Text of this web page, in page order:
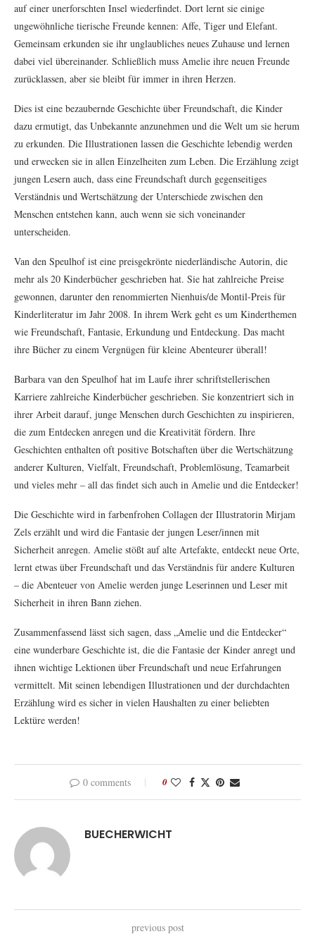
auf einer unerforschten Insel wiederfindet. Dort lernt sie einige
ungewöhnliche tierische Freunde kennen: Affe, Tiger und Elefant.
Gemeinsam erkunden sie ihr unglaubliches neues Zuhause und lernen
dabei viel übereinander. Schließlich muss Amelie ihre neuen Freunde
zurücklassen, aber sie bleibt für immer in ihren Herzen.
Dies ist eine bezaubernde Geschichte über Freundschaft, die Kinder
dazu ermutigt, das Unbekannte anzunehmen und die Welt um sie herum
zu erkunden. Die Illustrationen lassen die Geschichte lebendig werden
und erwecken sie in allen Einzelheiten zum Leben. Die Erzählung zeigt
jungen Lesern auch, dass eine Freundschaft durch gegenseitiges
Verständnis und Wertschätzung der Unterschiede zwischen den
Menschen entstehen kann, auch wenn sie sich voneinander
unterscheiden.
Van den Speulhof ist eine preisgekrönte niederländische Autorin, die
mehr als 20 Kinderbücher geschrieben hat. Sie hat zahlreiche Preise
gewonnen, darunter den renommierten Nienhuis/de Montil-Preis für
Kinderliteratur im Jahr 2008. In ihrem Werk geht es um Kinderthemen
wie Freundschaft, Fantasie, Erkundung und Entdeckung. Das macht
ihre Bücher zu einem Vergnügen für kleine Abenteurer überall!
Barbara van den Speulhof hat im Laufe ihrer schriftstellerischen
Karriere zahlreiche Kinderbücher geschrieben. Sie konzentriert sich in
ihrer Arbeit darauf, junge Menschen durch Geschichten zu inspirieren,
die zum Entdecken anregen und die Kreativität fördern. Ihre
Geschichten enthalten oft positive Botschaften über die Wertschätzung
anderer Kulturen, Vielfalt, Freundschaft, Problemlösung, Teamarbeit
und vieles mehr – all das findet sich auch in Amelie und die Entdecker!
Die Geschichte wird in farbenfrohen Collagen der Illustratorin Mirjam
Zels erzählt und wird die Fantasie der jungen Leser/innen mit
Sicherheit anregen. Amelie stößt auf alte Artefakte, entdeckt neue Orte,
lernt etwas über Freundschaft und das Verständnis für andere Kulturen
– die Abenteuer von Amelie werden junge Leserinnen und Leser mit
Sicherheit in ihren Bann ziehen.
Zusammenfassend lässt sich sagen, dass „Amelie und die Entdecker“
eine wunderbare Geschichte ist, die die Fantasie der Kinder anregt und
ihnen wichtige Lektionen über Freundschaft und neue Erfahrungen
vermittelt. Mit seinen lebendigen Illustrationen und der durchdachten
Erzählung wird es sicher in vielen Haushalten zu einer beliebten
Lektüre werden!
0 comments 0
BUECHERWICHT
previous post